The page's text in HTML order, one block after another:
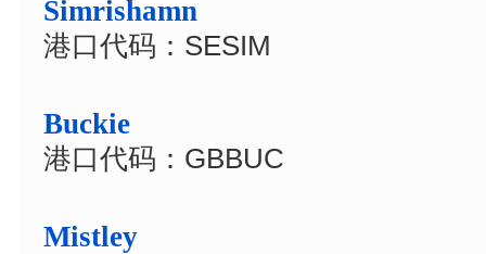
Simrishamn
港口代码：SESIM
Buckie
港口代码：GBBUC
Mistley